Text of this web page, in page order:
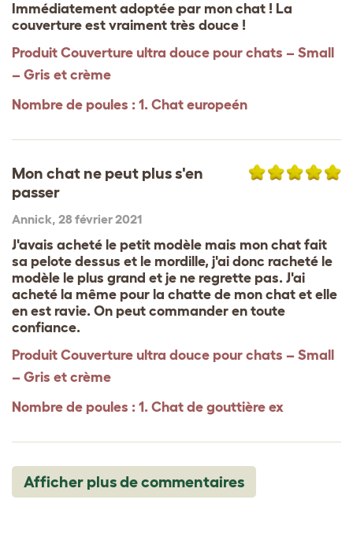
Immédiatement adoptée par mon chat ! La
couverture est vraiment très douce !
Produit Couverture ultra douce pour chats – Small
– Gris et crème
Nombre de poules : 1. Chat europeén
Mon chat ne peut plus s'en
passer
Annick, 28 février 2021
J'avais acheté le petit modèle mais mon chat fait
sa pelote dessus et le mordille, j'ai donc racheté le
modèle le plus grand et je ne regrette pas. J'ai
acheté la même pour la chatte de mon chat et elle
en est ravie. On peut commander en toute
confiance.
Produit Couverture ultra douce pour chats – Small
– Gris et crème
Nombre de poules : 1. Chat de gouttière ex
Afficher plus de commentaires